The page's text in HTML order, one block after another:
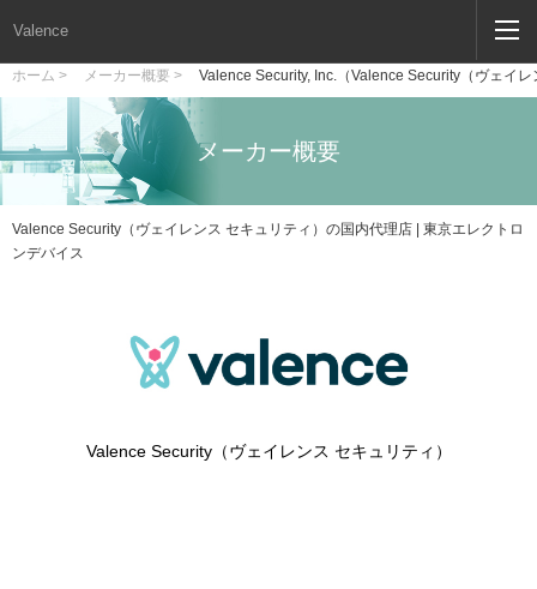
ホーム > メーカー概要 > Valence Security, Inc.（Valence Security（ヴェイ
メーカー概要
Valence Security（ヴェイレンス セキュリティ）の国内代理店 | 東京エレクトロ
ンデバイス
Valence Security（ヴェイレンス セキュリティ）
Valence